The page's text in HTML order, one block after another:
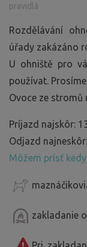
pravidlá
Rozdělávání
úřady zakázáno
U ohniště pro
používat.
Ovoce ze stromů
Príjazd najskôr:
Odjazd
Môžem prísť
zakladanie